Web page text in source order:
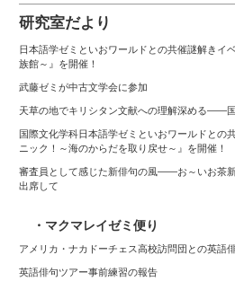
研究室だより
日本語学ゼミといおワールドとの共催謎解きイ
族館～』を開催！
武藤ゼミが中古文学会に参加
天草の地でキリシタン文献への理解深める――
国際文化学科日本語学ゼミといおワールドとの
ニック！～海のからだを取り戻せ～』を開催！
審査員として感じた新俳句の風――お～いお茶
出席して
・マクマレイゼミ便り
アメリカ・ナカドーチェス高校訪問団との英語
英語俳句ツアー事前練習の報告